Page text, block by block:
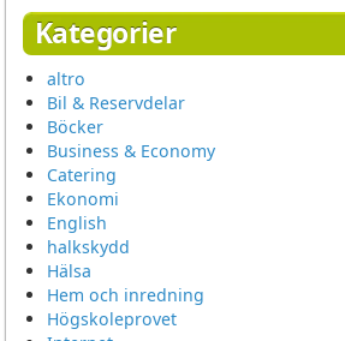
Kategorier
altro
Bil & Reservdelar
Böcker
Business & Economy
Catering
Ekonomi
English
halkskydd
Hälsa
Hem och inredning
Högskoleprovet